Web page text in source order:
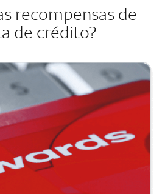
recompensas de
de crédito?